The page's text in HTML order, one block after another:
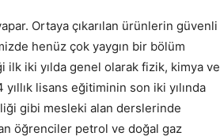
Ortaya çıkarılan ürünlerin güvenli
henüz çok yaygın bir bölüm
iki yılda genel olarak fizik, kimya ve
lisans eğitiminin son iki yılında
gibi mesleki alan derslerinde
öğrenciler petrol ve doğal gaz